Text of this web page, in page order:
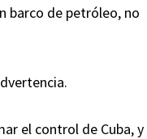
barco de petróleo, no
el control de Cuba, y